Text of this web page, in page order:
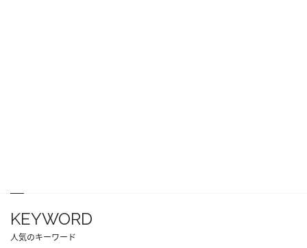
KEYWORD
人気のキーワード